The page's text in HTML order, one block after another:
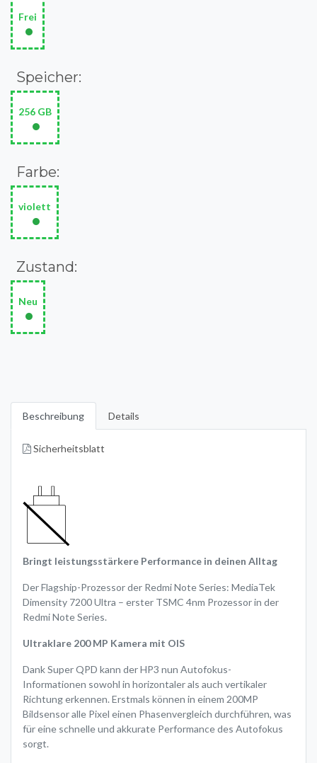
Frei
•
Speicher:
256 GB
•
Farbe:
violett
•
Zustand:
Neu
•
Beschreibung Details
Sicherheitsblatt
Bringt leistungsstärkere Performance in deinen Alltag
Der Flagship-Prozessor der Redmi Note Series: MediaTek
Dimensity 7200 Ultra – erster TSMC 4nm Prozessor in der
Redmi Note Series.
Ultraklare 200 MP Kamera mit OIS
Dank Super QPD kann der HP3 nun Autofokus-
Informationen sowohl in horizontaler als auch vertikaler
Richtung erkennen. Erstmals können in einem 200MP
Bildsensor alle Pixel einen Phasenvergleich durchführen, was
für eine schnelle und akkurate Performance des Autofokus
sorgt.